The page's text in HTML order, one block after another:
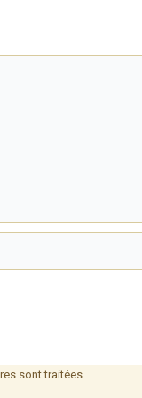
sont traitées.